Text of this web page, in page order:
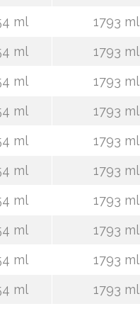
ml 1793 ml
ml 1793 ml
ml 1793 ml
ml 1793 ml
ml 1793 ml
ml 1793 ml
ml 1793 ml
ml 1793 ml
ml 1793 ml
ml 1793 ml